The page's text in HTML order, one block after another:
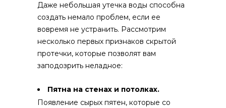
Даже небольшая утечка воды способна
создать немало проблем, если ее
вовремя не устранить. Рассмотрим
несколько первых признаков скрытой
протечки, которые позволят вам
заподозрить неладное:
Пятна на стенах и потолках.
Появление сырых пятен, которые со